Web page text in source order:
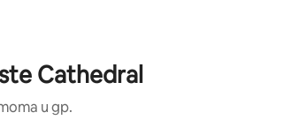
Cathedral
и др.